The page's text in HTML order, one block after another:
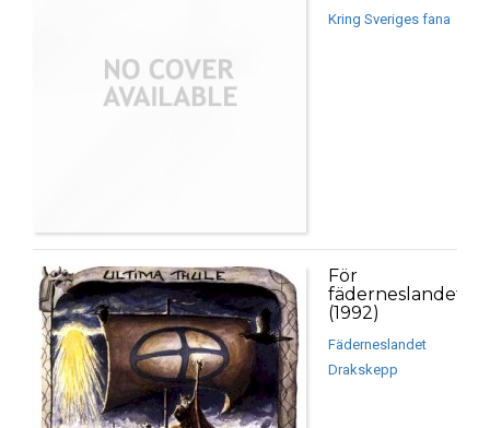
Kring Sveriges fana
För
fäderneslandet
(1992)
Fäderneslandet
Drakskepp